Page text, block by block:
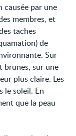
par une
membres, et
taches
de
Sur
brunes, sur une
plus claire. Les
le soleil. En
que la peau